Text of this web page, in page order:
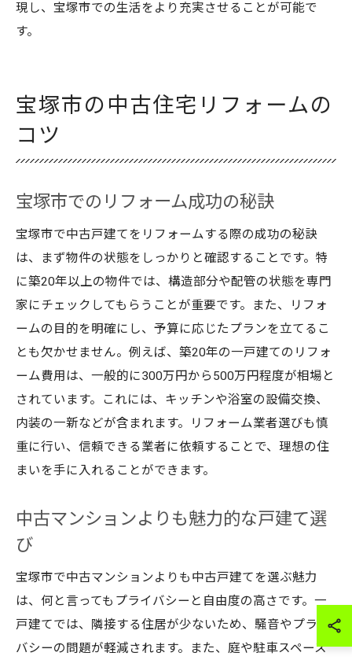
現し、宝塚市での生活をより充実させることが可能で
す。
宝塚市の中古住宅リフォームの
コツ
宝塚市でのリフォーム成功の秘訣
宝塚市で中古戸建てをリフォームする際の成功の秘訣
は、まず物件の状態をしっかりと確認することです。特
に築20年以上の物件では、構造部分や配管の状態を専門
家にチェックしてもらうことが重要です。また、リフォ
ームの目的を明確にし、予算に応じたプランを立てるこ
とも欠かせません。例えば、築20年の一戸建てのリフォ
ーム費用は、一般的に300万円から500万円程度が相場と
されています。これには、キッチンや浴室の設備交換、
内装の一新などが含まれます。リフォーム業者選びも慎
重に行い、信頼できる業者に依頼することで、理想の住
まいを手に入れることができます。
中古マンションよりも魅力的な戸建て選
び
宝塚市で中古マンションよりも中古戸建てを選ぶ魅力
は、何と言ってもプライバシーと自由度の高さです。一
戸建てでは、隣接する住居が少ないため、騒音やプライ
バシーの問題が軽減されます。また、庭や駐車スペース